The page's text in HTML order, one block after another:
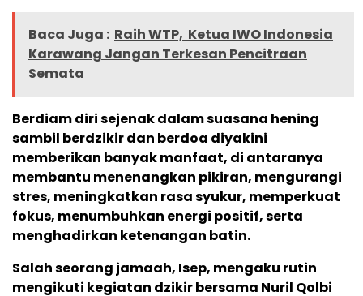
Baca Juga : Raih WTP, Ketua IWO Indonesia
Karawang Jangan Terkesan Pencitraan
Semata
Berdiam diri sejenak dalam suasana hening
sambil berdzikir dan berdoa diyakini
memberikan banyak manfaat, di antaranya
membantu menenangkan pikiran, mengurangi
stres, meningkatkan rasa syukur, memperkuat
fokus, menumbuhkan energi positif, serta
menghadirkan ketenangan batin.
Salah seorang jamaah, Isep, mengaku rutin
mengikuti kegiatan dzikir bersama Nuril Qolbi